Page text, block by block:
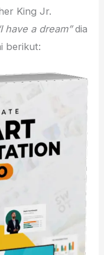
King Jr.
have a dream”dia
berikut: